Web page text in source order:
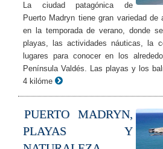
La ciudad patagónica de
Puerto Madryn tiene gran variedad de
en la temporada de verano, donde
playas, las actividades náuticas, la
lugares para conocer en los
Península Valdés. Las playas y los
4 kilóme
PUERTO MADRYN,
PLAYAS Y